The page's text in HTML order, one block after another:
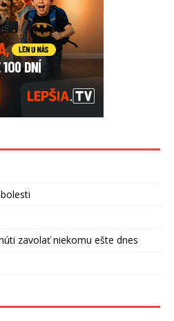
zavolať niekomu ešte dnes